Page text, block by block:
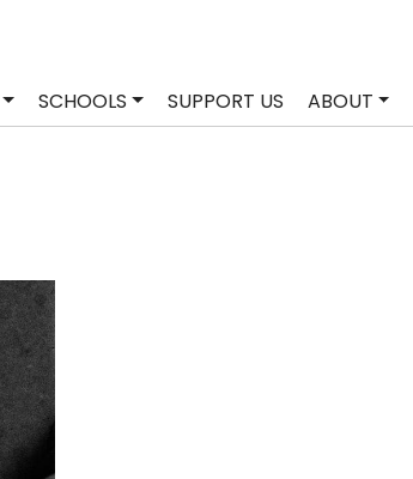
SCHOOLS SUPPORT US ABOUT